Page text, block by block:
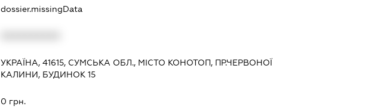
dossier.missingData
УКРАЇНА, 41615, СУМСЬКА ОБЛ., МІСТО КОНОТОП, ПР.ЧЕРВОНОЇ
КАЛИНИ, БУДИНОК 15
0 грн.